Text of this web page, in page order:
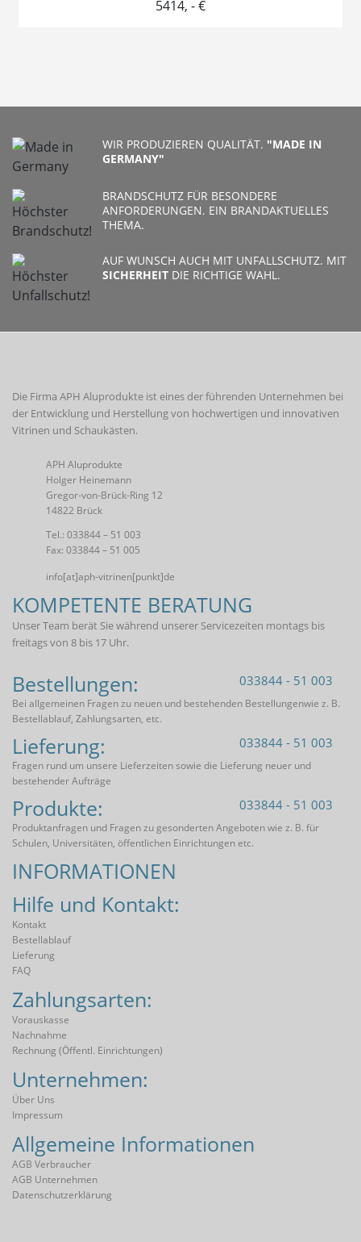
5414, - €
WIR PRODUZIEREN QUALITÄT. "MADE IN
GERMANY"
BRANDSCHUTZ FÜR BESONDERE
ANFORDERUNGEN. EIN BRANDAKTUELLES
THEMA.
AUF WUNSCH AUCH MIT UNFALLSCHUTZ. MIT
SICHERHEIT DIE RICHTIGE WAHL.
Die Firma APH Aluprodukte ist eines der führenden Unternehmen bei
der Entwicklung und Herstellung von hochwertigen und innovativen
Vitrinen und Schaukästen.
APH Aluprodukte
Holger Heinemann
Gregor-von-Brück-Ring 12
14822 Brück
Tel.: 033844 – 51 003
Fax: 033844 – 51 005
info[at]aph-vitrinen[punkt]de
KOMPETENTE BERATUNG
Unser Team berät Sie während unserer Servicezeiten montags bis
freitags von 8 bis 17 Uhr.
Bestellungen: 033844 - 51 003
Bei allgemeinen Fragen zu neuen und bestehenden Bestellungenwie z. B.
Bestellablauf, Zahlungsarten, etc.
Lieferung: 033844 - 51 003
Fragen rund um unsere Lieferzeiten sowie die Lieferung neuer und
bestehender Aufträge
Produkte: 033844 - 51 003
Produktanfragen und Fragen zu gesonderten Angeboten wie z. B. für
Schulen, Universitäten, öffentlichen Einrichtungen etc.
INFORMATIONEN
Hilfe und Kontakt:
Kontakt
Bestellablauf
Lieferung
FAQ
Zahlungsarten:
Vorauskasse
Nachnahme
Rechnung (öffentl. Einrichtungen)
Unternehmen:
Über Uns
Impressum
Allgemeine Informationen
AGB Verbraucher
AGB Unternehmen
Datenschutzerklärung